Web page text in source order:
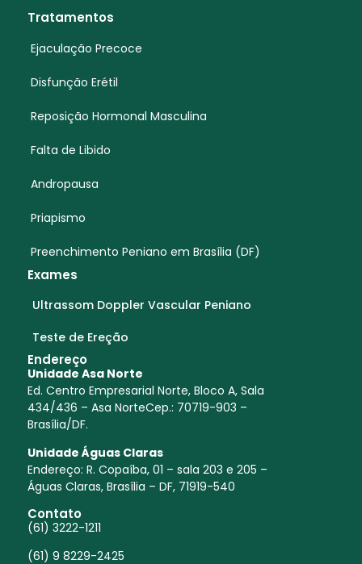
Tratamentos
Ejaculação Precoce
Disfunção Erétil
Reposição Hormonal Masculina
Falta de Libido
Andropausa
Priapismo
Preenchimento Peniano em Brasília (DF)
Exames
Ultrassom Doppler Vascular Peniano
Teste de Ereção
Endereço
Unidade Asa Norte
Ed. Centro Empresarial Norte, Bloco A, Sala
434/436 – Asa NorteCep.: 70719-903 –
Brasília/DF.
Unidade Águas Claras
Endereço: R. Copaíba, 01 – sala 203 e 205 –
Águas Claras, Brasília – DF, 71919-540
Contato
(61) 3222-1211
(61) 9 8229-2425